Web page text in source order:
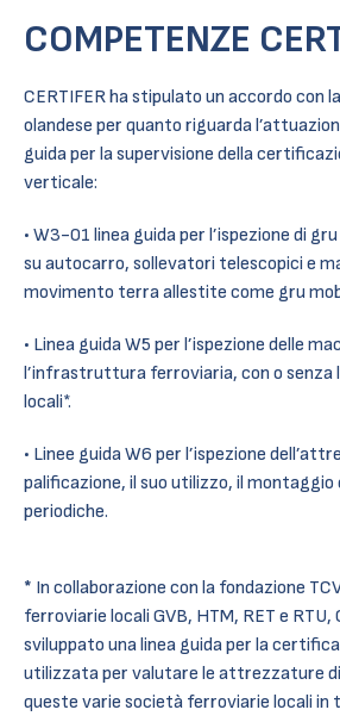
COMPETENZE
CERTIFER ha stipulato un accordo con
olandese per quanto riguarda
guida per la supervisione della
verticale:
• W3-01 linea guida per l’ispezione di
su autocarro, sollevatori telescopici e
movimento terra allestite come gru
• Linea guida W5 per l’ispezione delle
l’infrastruttura ferroviaria, con o senza
locali*.
• Linee guida W6 per l’ispezione
palificazione, il suo utilizzo, il montaggio
periodiche.
* In collaborazione con la fondazione
ferroviarie locali GVB, HTM, RET e RTU,
sviluppato una linea guida per la
utilizzata per valutare le attrezzature
queste varie società ferroviarie locali in